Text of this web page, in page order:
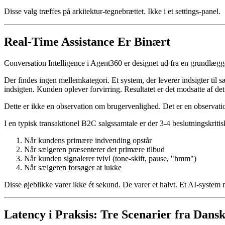
Disse valg træffes på arkitektur-tegnebrættet. Ikke i et settings-panel.
Real-Time Assistance Er Binært
Conversation Intelligence i Agent360 er designet ud fra en
Der findes ingen mellemkategori. Et system, der leverer indsigter til
indsigten. Kunden oplever forvirring. Resultatet er det modsatte af
Dette er ikke en observation om brugervenlighed. Det er en
I en typisk transaktionel B2C salgssamtale er der 3-4
Når kundens primære indvending opstår
Når sælgeren præsenterer det primære tilbud
Når kunden signalerer tvivl (tone-skift, pause, "hmm")
Når sælgeren forsøger at lukke
Disse øjeblikke varer ikke ét sekund. De varer et halvt. Et AI-
Latency i Praksis: Tre Scenarier fra